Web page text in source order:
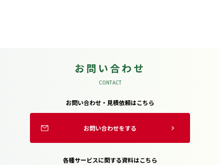
お問い合わせ
CONTACT
お問い合わせ・見積依頼はこちら
お問い合わせをする
各種サービスに関する資料はこちら